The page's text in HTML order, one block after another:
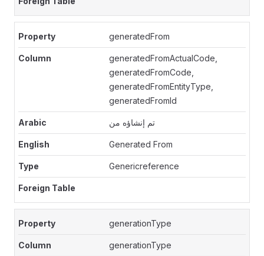
generatedFrom
generatedFromActualCode,
generatedFromCode,
generatedFromEntityType,
generatedFromId
تم إنشاؤه من
Generated From
Genericreference
generationType
generationType